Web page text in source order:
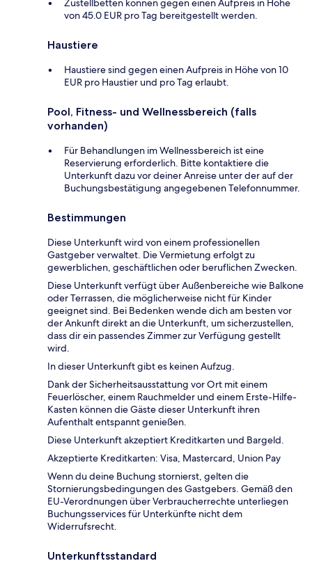
Zustellbetten können gegen einen Aufpreis in Höhe
von 45.0 EUR pro Tag bereitgestellt werden.
Haustiere
Haustiere sind gegen einen Aufpreis in Höhe von 10
EUR pro Haustier und pro Tag erlaubt.
Pool, Fitness- und Wellnessbereich (falls
vorhanden)
Für Behandlungen im Wellnessbereich ist eine
Reservierung erforderlich. Bitte kontaktiere die
Unterkunft dazu vor deiner Anreise unter der auf der
Buchungsbestätigung angegebenen Telefonnummer.
Bestimmungen
Diese Unterkunft wird von einem professionellen
Gastgeber verwaltet. Die Vermietung erfolgt zu
gewerblichen, geschäftlichen oder beruflichen Zwecken.
Diese Unterkunft verfügt über Außenbereiche wie Balkone
oder Terrassen, die möglicherweise nicht für Kinder
geeignet sind. Bei Bedenken wende dich am besten vor
der Ankunft direkt an die Unterkunft, um sicherzustellen,
dass dir ein passendes Zimmer zur Verfügung gestellt
wird.
In dieser Unterkunft gibt es keinen Aufzug.
Dank der Sicherheitsausstattung vor Ort mit einem
Feuerlöscher, einem Rauchmelder und einem Erste-Hilfe-
Kasten können die Gäste dieser Unterkunft ihren
Aufenthalt entspannt genießen.
Diese Unterkunft akzeptiert Kreditkarten und Bargeld.
Akzeptierte Kreditkarten: Visa, Mastercard, Union Pay
Wenn du deine Buchung stornierst, gelten die
Stornierungsbedingungen des Gastgebers. Gemäß den
EU-Verordnungen über Verbraucherrechte unterliegen
Buchungsservices für Unterkünfte nicht dem
Widerrufsrecht.
Unterkunftsstandard